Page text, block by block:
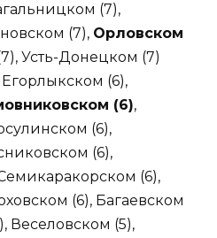
(7),
(7), Орловском
Усть-Донецком (7)
(6),
(6),
(6),
(6),
(6),
(6), Багаевском
Веселовском (5),